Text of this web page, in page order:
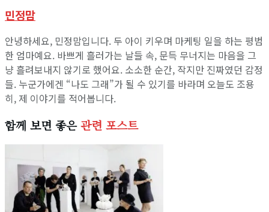
민정맘
안녕하세요, 민정맘입니다. 두 아이 키우며 마케팅 일을 하는 평범
한 엄마예요. 바쁘게 흘러가는 날들 속, 문득 무너지는 마음을 그
냥 흘려보내지 않기로 했어요. 소소한 순간, 작지만 진짜였던 감정
들. 누군가에겐 “나도 그래”가 될 수 있기를 바라며 오늘도 조용
히, 제 이야기를 적어봅니다.
함께 보면 좋은관련 포스트